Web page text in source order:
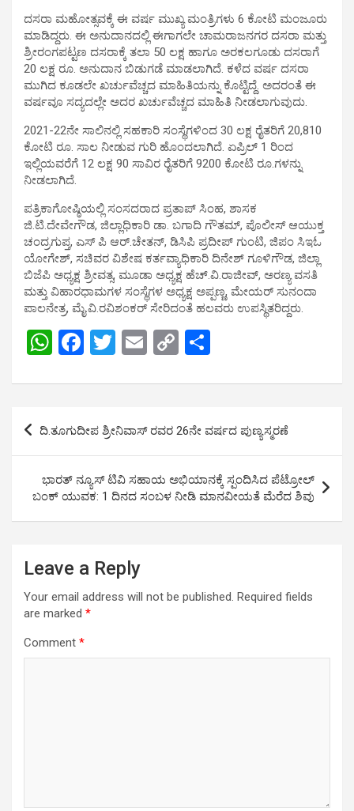
ದಸರಾ ಮಹೋತ್ಸವಕ್ಕೆ ಈ ವರ್ಷ ಮುಖ್ಯ ಮಂತ್ರಿಗಳು 6 ಕೋಟಿ ಮಂಜೂರು
ಮಾಡಿದ್ದರು. ಈ ಅನುದಾನದಲ್ಲಿ ಈಗಾಗಲೇ ಚಾಮರಾಜನಗರ ದಸರಾ ಮತ್ತು
ಶ್ರೀರಂಗಪಟ್ಟಣ ದಸರಾಕ್ಕೆ ತಲಾ 50 ಲಕ್ಷ ಹಾಗೂ ಅರಕಲಗೂಡು ದಸರಾಗೆ
20 ಲಕ್ಷ ರೂ. ಅನುದಾನ ಬಿಡುಗಡೆ ಮಾಡಲಾಗಿದೆ. ಕಳೆದ ವರ್ಷ ದಸರಾ
ಮುಗಿದ ಕೂಡಲೇ ಖರ್ಚುವೆಚ್ಚದ ಮಾಹಿತಿಯನ್ನು ಕೊಟ್ಟಿದ್ದೆ. ಅದರಂತೆ ಈ
ವರ್ಷವೂ ಸದ್ಯದಲ್ಲೇ ಅದರ ಖರ್ಚುವೆಚ್ಚದ ಮಾಹಿತಿ ನೀಡಲಾಗುವುದು.
2021-22ನೇ ಸಾಲಿನಲ್ಲಿ ಸಹಕಾರಿ ಸಂಸ್ಥೆಗಳಿಂದ 30 ಲಕ್ಷ ರೈತರಿಗೆ 20,810
ಕೋಟಿ ರೂ. ಸಾಲ ನೀಡುವ ಗುರಿ ಹೊಂದಲಾಗಿದೆ. ಏಪ್ರಿಲ್ 1 ರಿಂದ
ಇಲ್ಲಿಯವರೆಗೆ 12 ಲಕ್ಷ 90 ಸಾವಿರ ರೈತರಿಗೆ 9200 ಕೋಟಿ ರೂ.ಗಳನ್ನು
ನೀಡಲಾಗಿದೆ.
ಪತ್ರಿಕಾಗೋಷ್ಠಿಯಲ್ಲಿ ಸಂಸದರಾದ ಪ್ರತಾಪ್ ಸಿಂಹ, ಶಾಸಕ
ಜಿ.ಟಿ.ದೇವೇಗೌಡ, ಜಿಲ್ಲಾಧಿಕಾರಿ ಡಾ. ಬಗಾದಿ ಗೌತಮ್, ಪೊಲೀಸ್ ಆಯುಕ್ತ
ಚಂದ್ರಗುಪ್ತ, ಎಸ್ ಪಿ ಆರ್.ಚೇತನ್, ಡಿಸಿಪಿ ಪ್ರದೀಪ್ ಗುಂಟಿ, ಜಿಪಂ ಸಿಇಓ
ಯೋಗೇಶ್, ಸಚಿವರ ವಿಶೇಷ ಕರ್ತವ್ಯಾಧಿಕಾರಿ ದಿನೇಶ್ ಗೂಳಿಗೌಡ, ಜಿಲ್ಲಾ
ಬಿಜೆಪಿ ಅಧ್ಯಕ್ಷ ಶ್ರೀವತ್ಸ, ಮೂಡಾ ಅಧ್ಯಕ್ಷ ಹೆಚ್.ವಿ.ರಾಜೀವ್, ಅರಣ್ಯ ವಸತಿ
ಮತ್ತು ವಿಹಾರಧಾಮಗಳ ಸಂಸ್ಥೆಗಳ ಅಧ್ಯಕ್ಷ ಅಪ್ಪಣ್ಣ, ಮೇಯರ್ ಸುನಂದಾ
ಪಾಲನೇತ್ರ, ಮೈ.ವಿ.ರವಿಶಂಕರ್ ಸೇರಿದಂತೆ ಹಲವರು ಉಪಸ್ಥಿತರಿದ್ದರು.
W
at
s
A
p
p
F
ce
o
k
T
tt
er
E
ail
C
py
Li
n
k
ar
e
Post
ದಿ.ತೂಗುದೀಪ ಶ್ರೀನಿವಾಸ್ ರವರ 26ನೇ ವರ್ಷದ ಪುಣ್ಯಸ್ಮರಣೆ
ಭಾರತ್ ನ್ಯೂಸ್ ಟಿವಿ ಸಹಾಯ ಅಭಿಯಾನಕ್ಕೆ ಸ್ಪಂದಿಸಿದ ಪೆಟ್ರೋಲ್
ಬಂಕ್ ಯುವಕ: 1 ದಿನದ ಸಂಬಳ ನೀಡಿ ಮಾನವೀಯತೆ ಮೆರೆದ ಶಿವು
Leave a Reply
Your email address will not be published. Required fields
are marked *
Comment *